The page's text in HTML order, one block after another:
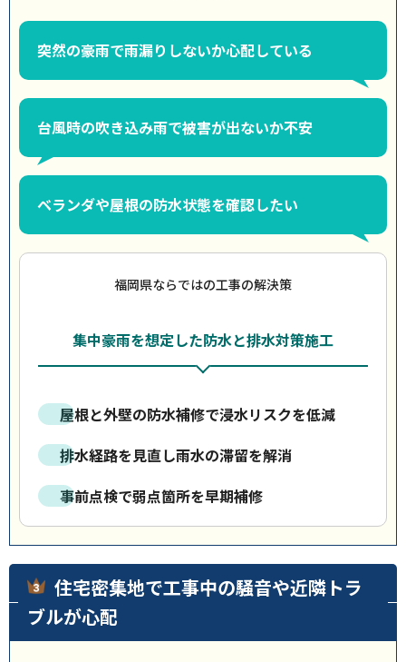
突然の豪雨で雨漏りしないか心配している
台風時の吹き込み雨で被害が出ないか不安
ベランダや屋根の防水状態を確認したい
福岡県ならではの工事の解決策
集中豪雨を想定した防水と排水対策施工
屋根と外壁の防水補修で浸水リスクを低減
排水経路を見直し雨水の滞留を解消
事前点検で弱点箇所を早期補修
住宅密集地で工事中の騒音や近隣トラ
ブルが心配